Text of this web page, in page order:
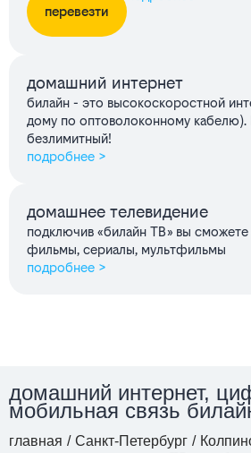
перевезти
домашний интернет
билайн - это высокоскоростной
дому по оптоволоконному кабелю).
безлимитный!
подробнее >
домашнее телевидение
подключив «билайн ТВ» вы
фильмы, сериалы, мультфильмы
подробнее >
домашний интернет,
мобильная связь
главная / Санкт-Петербург /